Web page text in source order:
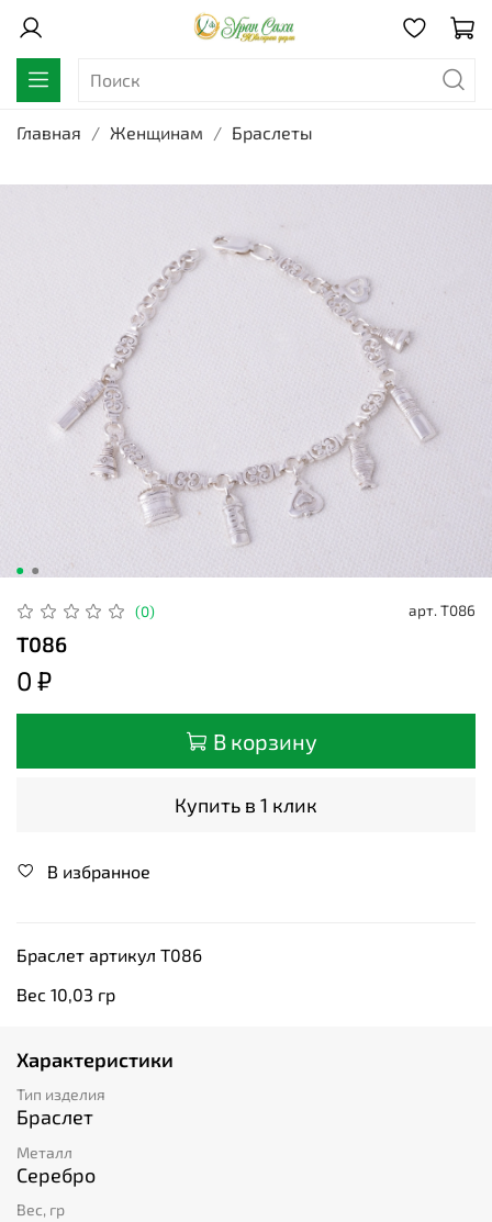
Главная Женщинам Браслеты
(0) арт. Т086
Т086
0 ₽
В корзину
Купить в 1 клик
В избранное
Браслет артикул Т086
Вес 10,03 гр
Характеристики
Тип изделия
Браслет
Металл
Серебро
Вес, гр